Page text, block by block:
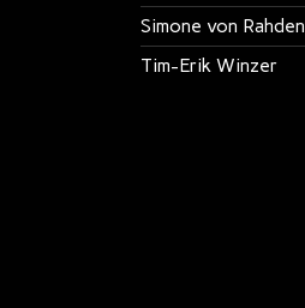
Simone von Rahden
Tim-Erik Winzer